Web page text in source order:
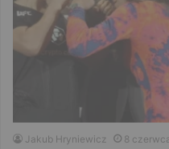
Jakub Hryniewicz 8